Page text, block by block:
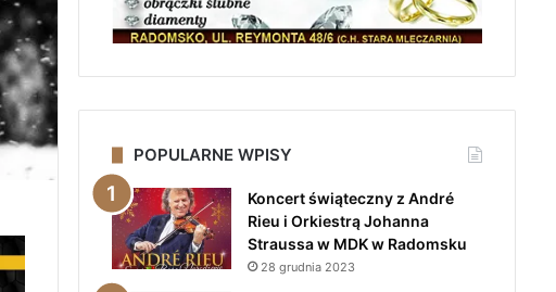
POPULARNE WPISY
Koncert świąteczny z André
Rieu i Orkiestrą Johanna
Straussa w MDK w Radomsku
28 grudnia 2023